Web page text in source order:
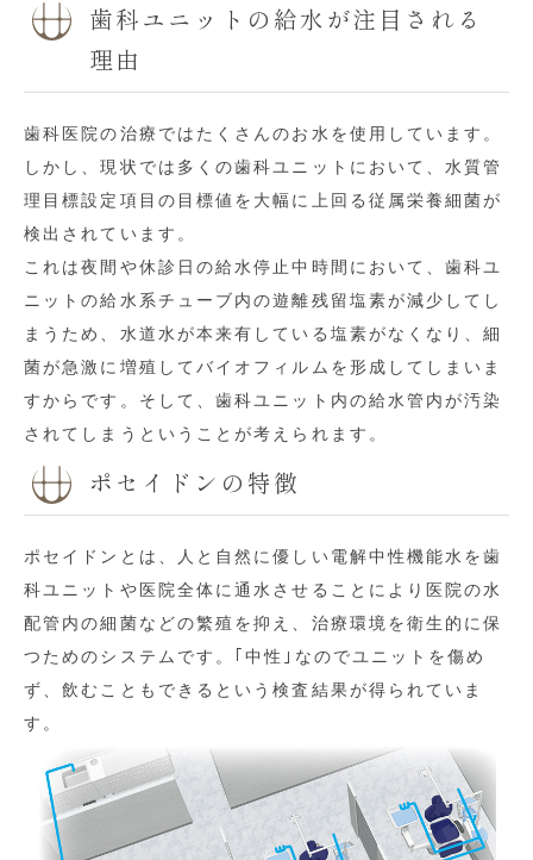
歯科ユニットの給水が注目される
理由
歯科医院の治療ではたくさんのお水を使用しています。
しかし、現状では多くの歯科ユニットにおいて、水質管
理目標設定項目の目標値を大幅に上回る従属栄養細菌が
検出されています。
これは夜間や休診日の給水停止中時間において、歯科ユ
ニットの給水系チューブ内の遊離残留塩素が減少してし
まうため、水道水が本来有している塩素がなくなり、細
菌が急激に増殖してバイオフィルムを形成してしまいま
すからです。そして、歯科ユニット内の給水管内が汚染
されてしまうということが考えられます。
ポセイドンの特徴
ポセイドンとは、人と自然に優しい電解中性機能水を歯
科ユニットや医院全体に通水させることにより医院の水
配管内の細菌などの繁殖を抑え、治療環境を衛生的に保
つためのシステムです。｢中性｣なのでユニットを傷め
ず、飲むこともできるという検査結果が得られていま
す。